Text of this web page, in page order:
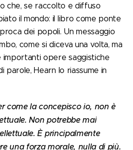
che, se raccolto e diffuso
il mondo: il libro come ponte
dei popoli. Un messaggio
come si diceva una volta, ma
importanti opere saggistiche
parole, Hearn lo riassume in
come la concepisco io, non è
Non potrebbe mai
È principalmente
una forza morale, nulla di più.